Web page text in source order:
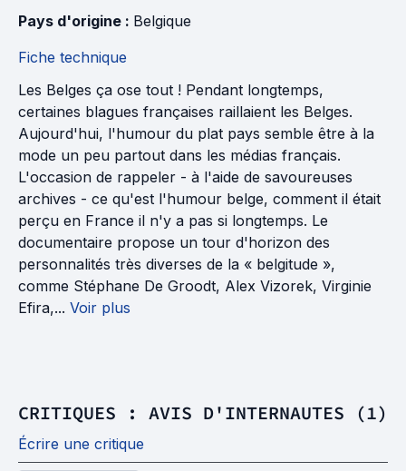
Pays d'origine : Belgique
Fiche technique
Les Belges ça ose tout ! Pendant longtemps,
certaines blagues françaises raillaient les Belges.
Aujourd'hui, l'humour du plat pays semble être à la
mode un peu partout dans les médias français.
L'occasion de rappeler - à l'aide de savoureuses
archives - ce qu'est l'humour belge, comment il était
perçu en France il n'y a pas si longtemps. Le
documentaire propose un tour d'horizon des
personnalités très diverses de la « belgitude »,
comme Stéphane De Groodt, Alex Vizorek, Virginie
Efira,... Voir plus
CRITIQUES : AVIS D'INTERNAUTES (1)
Écrire une critique